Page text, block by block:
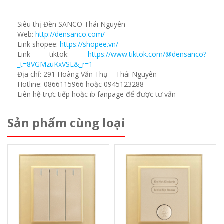
————————————————–
Siêu thị Đèn SANCO Thái Nguyên
Web: http://densanco.com/
Link shopee: https://shopee.vn/
Link tiktok: https://www.tiktok.com/@densanco?
_t=8VGMzuKxVSL&_r=1
Địa chỉ: 291 Hoàng Văn Thụ – Thái Nguyên
Hotline: 0866115966 hoặc 0945123288
Liên hệ trực tiếp hoặc ib fanpage để được tư vấn
Sản phẩm cùng loại